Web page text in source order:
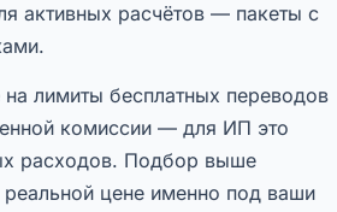
активных расчётов — пакеты с
лимиты бесплатных переводов
комиссии — для ИП это
расходов. Подбор выше
цене именно под ваши